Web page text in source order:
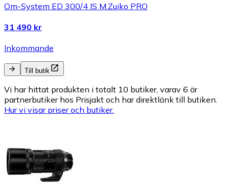
Om-System ED 300/4 IS M.Zuiko PRO
31 490 kr
Inkommande
Till butik
Vi har hittat produkten i totalt 10 butiker, varav 6 är
partnerbutiker hos Prisjakt och har direktlänk till butiken.
Hur vi visar priser och butiker.